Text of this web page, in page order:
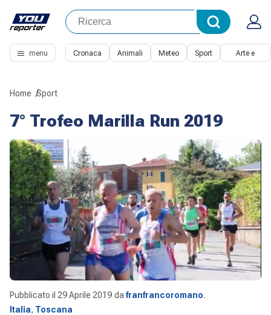
menu Cronaca Animali Meteo Sport Arte e
Home Sport
7° Trofeo Marilla Run 2019
Pubblicato il 29 Aprile 2019 da franfrancoromano.
Italia, Toscana